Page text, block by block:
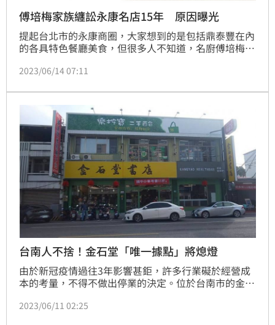
傅培梅家族纏訟永康名店15年 原因曝光
提起台北市的永康商圈，大家想到的是包括鼎泰豐在內
的各具特色餐廳美食，但很多人不知道，名廚傅培梅的
棒，繼續傳承美食文化，至於傅培梅烹飪教室樓下的
到這家書店擔任一日店員，顯示「永業書局」的「江湖
地位」，不料「永業書局」和樓上鄰居因為1樓防火巷
使用權和增建物等問題打了15年官司，至今未歇。
2023/06/14 07:11
台南人不捨！金石堂「唯一據點」將熄燈
由於新冠疫情過往3年影響甚鉅，許多行業礙於經營成
本的考量，不得不做出停業的決定。位於台南市的金石
貼文公告，「已想盡一切方法延長書店的生命。」消息
2023/06/11 02:25